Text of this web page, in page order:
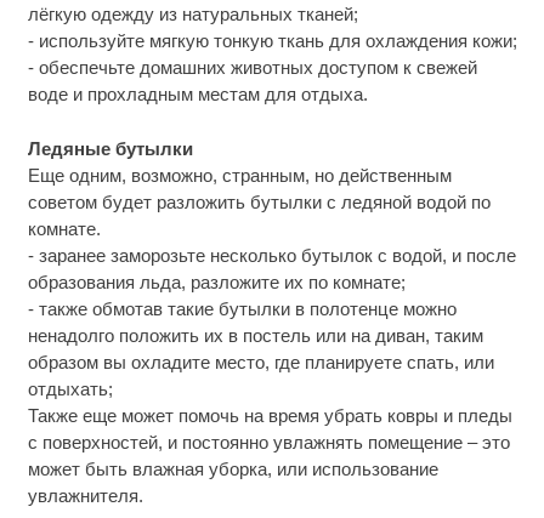
лёгкую одежду из натуральных тканей;
- используйте мягкую тонкую ткань для охлаждения кожи;
- обеспечьте домашних животных доступом к свежей
воде и прохладным местам для отдыха.
Ледяные бутылки
Еще одним, возможно, странным, но действенным
советом будет разложить бутылки с ледяной водой по
комнате.
- заранее заморозьте несколько бутылок с водой, и после
образования льда, разложите их по комнате;
- также обмотав такие бутылки в полотенце можно
ненадолго положить их в постель или на диван, таким
образом вы охладите место, где планируете спать, или
отдыхать;
Также еще может помочь на время убрать ковры и пледы
с поверхностей, и постоянно увлажнять помещение – это
может быть влажная уборка, или использование
увлажнителя.